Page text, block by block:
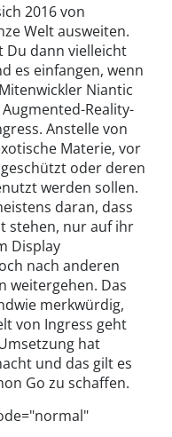
2016 von
Welt ausweiten.
dann vielleicht
es einfangen, wenn
Niantic
Reality-
Anstelle von
Materie, vor
oder deren
werden sollen.
daran, dass
stehen, nur auf ihr
Display
nach anderen
weitergehen. Das
merkwürdig,
von Ingress geht
hat
und das gilt es
Go zu schaffen.